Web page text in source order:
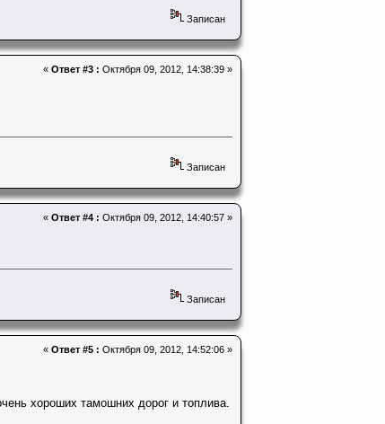
Записан
« Ответ #3 : Октября 09, 2012, 14:38:39 »
Записан
« Ответ #4 : Октября 09, 2012, 14:40:57 »
Записан
« Ответ #5 : Октября 09, 2012, 14:52:06 »
хороших тамошних дорог и топлива.